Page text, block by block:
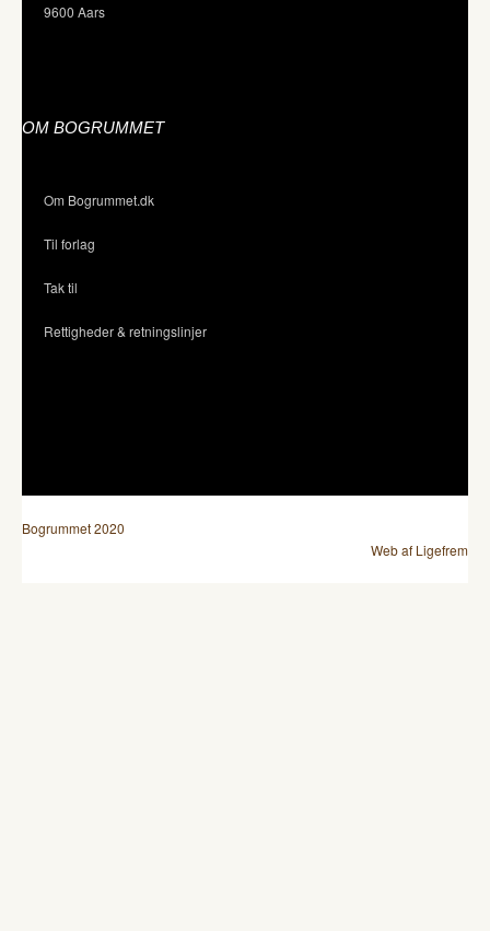
9600 Aars
OM BOGRUMMET
Om Bogrummet.dk
Til forlag
Tak til
Rettigheder & retningslinjer
Bogrummet 2020
Web af Ligefrem